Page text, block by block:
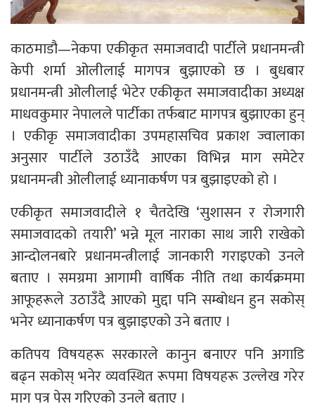
काठमाडौ—नेकपा एकीकृत समाजवादी पार्टीले प्रधानमन्त्री
केपी शर्मा ओलीलाई मागपत्र बुझाएको छ । बुधबार
प्रधानमन्त्री ओलीलाई भेटेर एकीकृत समाजवादीका अध्यक्ष
माधवकुमार नेपालले पार्टीका तर्फबाट मागपत्र बुझाएका हुन्
। एकीकृ समाजवादीका उपमहासचिव प्रकाश ज्वालाका
अनुसार पार्टीले उठाउँदै आएका विभिन्न माग समेटेर
प्रधानमन्त्री ओलीलाई ध्यानाकर्षण पत्र बुझाइएको हो ।
एकीकृत समाजवादीले १ चैतदेखि ‘सुशासन र रोजगारी
समाजवादको तयारी’ भन्ने मूल नाराका साथ जारी राखेको
आन्दोलनबारे प्रधानमन्त्रीलाई जानकारी गराइएको उनले
बताए । समग्रमा आगामी वार्षिक नीति तथा कार्यक्रममा
आफूहरूले उठाउँदै आएको मुद्दा पनि सम्बोधन हुन सकोस्
भनेर ध्यानाकर्षण पत्र बुझाइएको उने बताए ।
कतिपय विषयहरू सरकारले कानुन बनाएर पनि अगाडि
बढ्न सकोस् भनेर व्यवस्थित रूपमा विषयहरू उल्लेख गरेर
माग पत्र पेस गरिएको उनले बताए ।